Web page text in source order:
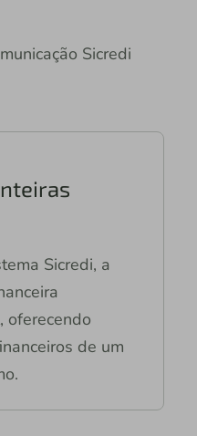
Sicredi
Sicredi, a
oferecendo
de um